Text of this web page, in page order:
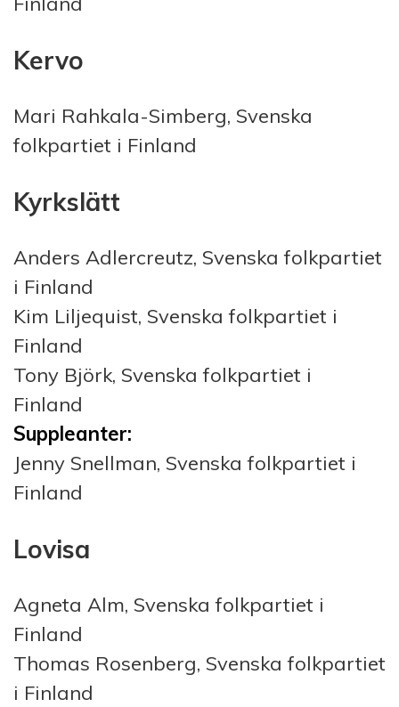
Kervo
Mari Rahkala-Simberg, Svenska
folkpartiet i Finland
Kyrkslätt
Anders Adlercreutz, Svenska folkpartiet
i Finland
Kim Liljequist, Svenska folkpartiet i
Finland
Tony Björk, Svenska folkpartiet i
Finland
Suppleanter:
Jenny Snellman, Svenska folkpartiet i
Finland
Lovisa
Agneta Alm, Svenska folkpartiet i
Finland
Thomas Rosenberg, Svenska folkpartiet
i Finland